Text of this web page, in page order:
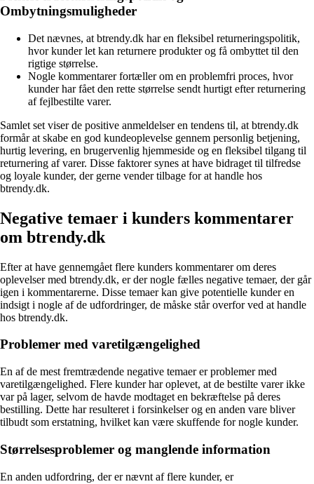
Ombytningsmuligheder
Det nævnes, at btrendy.dk har en fleksibel returneringspolitik,
hvor kunder let kan returnere produkter og få ombyttet til den
rigtige størrelse.
Nogle kommentarer fortæller om en problemfri proces, hvor
kunder har fået den rette størrelse sendt hurtigt efter returnering
af fejlbestilte varer.
Samlet set viser de positive anmeldelser en tendens til, at btrendy.dk
formår at skabe en god kundeoplevelse gennem personlig betjening,
hurtig levering, en brugervenlig hjemmeside og en fleksibel tilgang til
returnering af varer. Disse faktorer synes at have bidraget til tilfredse
og loyale kunder, der gerne vender tilbage for at handle hos
btrendy.dk.
Negative temaer i kunders kommentarer
om btrendy.dk
Efter at have gennemgået flere kunders kommentarer om deres
oplevelser med btrendy.dk, er der nogle fælles negative temaer, der går
igen i kommentarerne. Disse temaer kan give potentielle kunder en
indsigt i nogle af de udfordringer, de måske står overfor ved at handle
hos btrendy.dk.
Problemer med varetilgængelighed
En af de mest fremtrædende negative temaer er problemer med
varetilgængelighed. Flere kunder har oplevet, at de bestilte varer ikke
var på lager, selvom de havde modtaget en bekræftelse på deres
bestilling. Dette har resulteret i forsinkelser og en anden vare bliver
tilbudt som erstatning, hvilket kan være skuffende for nogle kunder.
Størrelsesproblemer og manglende information
En anden udfordring, der er nævnt af flere kunder, er